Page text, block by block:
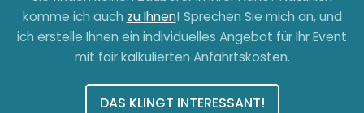
komme ich auch zu Ihnen! Sprechen Sie mich an, und
ich erstelle Ihnen ein individuelles Angebot für Ihr Event
mit fair kalkulierten Anfahrtskosten.
DAS KLINGT INTERESSANT!